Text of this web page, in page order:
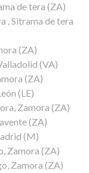
de tera (ZA)
, Sitrama de tera
(ZA)
(VA)
(ZA)
(LE)
Zamora (ZA)
(ZA)
(M)
Zamora (ZA)
Zamora (ZA)